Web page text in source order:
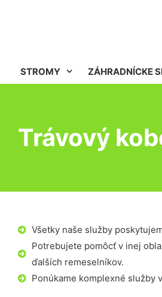
STROMY ZÁHRADNÍCKE
Trávový
Všetky naše služby
Potrebujete pomôcť v inej
ďalších remeselníkov.
Ponúkame komplexné služby